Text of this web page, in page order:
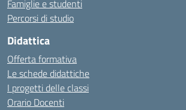
Famiglie e studenti
Percorsi di studio
Didattica
Offerta formativa
Le schede didattiche
I progetti delle classi
Orario Docenti